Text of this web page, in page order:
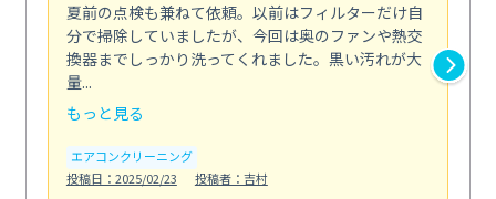
夏前の点検も兼ねて依頼。以前はフィルターだけ自
分で掃除していましたが、今回は奥のファンや熱交
換器までしっかり洗ってくれました。黒い汚れが大
量...
もっと見る
エアコンクリーニング
投稿日：2025/02/23
投稿者：吉村